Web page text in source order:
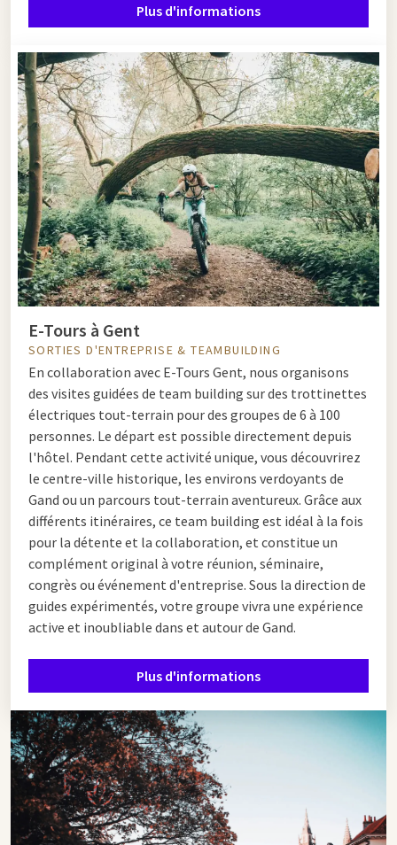
Plus d'informations
E-Tours à Gent
SORTIES D'ENTREPRISE & TEAMBUILDING
En collaboration avec E-Tours Gent, nous organisons
des visites guidées de team building sur des trottinettes
électriques tout-terrain pour des groupes de 6 à 100
personnes. Le départ est possible directement depuis
l'hôtel. Pendant cette activité unique, vous découvrirez
le centre-ville historique, les environs verdoyants de
Gand ou un parcours tout-terrain aventureux. Grâce aux
différents itinéraires, ce team building est idéal à la fois
pour la détente et la collaboration, et constitue un
complément original à votre réunion, séminaire,
congrès ou événement d'entreprise. Sous la direction de
guides expérimentés, votre groupe vivra une expérience
active et inoubliable dans et autour de Gand.
Plus d'informations